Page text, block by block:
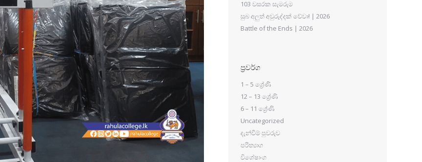
103 වසරක සැමරුම
සුබ අලුත් අවුරුද්දක් වේවා! | 2026
Battle of the Ends | 2026
ප්‍රවර්ග
1 – 5 ශ්‍රේණි
12 – 13 ශ්‍රේණි
6 – 11 ශ්‍රේණි
Uncategorized
දැන්වීම් පුවරුව
පරිත්‍යාග
විශේෂාංග